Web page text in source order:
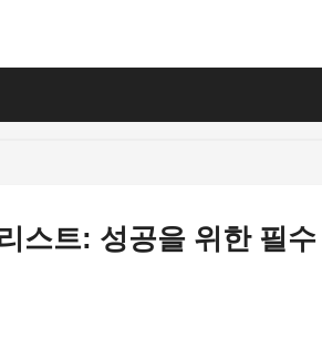
스트: 성공을 위한 필수